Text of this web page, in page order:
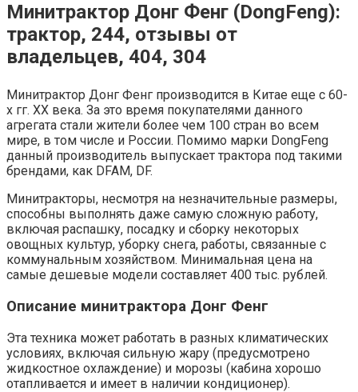
Минитрактор Донг Фенг (DongFeng):
трактор, 244, отзывы от
владельцев, 404, 304
Минитрактор Донг Фенг производится в Китае еще с 60-
х гг. ХХ века. За это время покупателями данного
агрегата стали жители более чем 100 стран во всем
мире, в том числе и России. Помимо марки DongFeng
данный производитель выпускает трактора под такими
брендами, как DFAM, DF.
Минитракторы, несмотря на незначительные размеры,
способны выполнять даже самую сложную работу,
включая распашку, посадку и сборку некоторых
овощных культур, уборку снега, работы, связанные с
коммунальным хозяйством. Минимальная цена на
самые дешевые модели составляет 400 тыс. рублей.
Описание минитрактора Донг Фенг
Эта техника может работать в разных климатических
условиях, включая сильную жару (предусмотрено
жидкостное охлаждение) и морозы (кабина хорошо
отапливается и имеет в наличии кондиционер).